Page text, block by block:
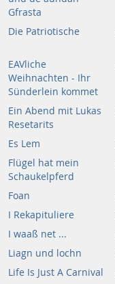
Gfrasta
Die Patriotische
EAVliche
Weihnachten - Ihr
Sünderlein kommet
Ein Abend mit Lukas
Resetarits
Es Lem
Flügel hat mein
Schaukelpferd
Foan
I Rekapituliere
I waaß net ...
Liagn und lochn
Life Is Just A Carnival